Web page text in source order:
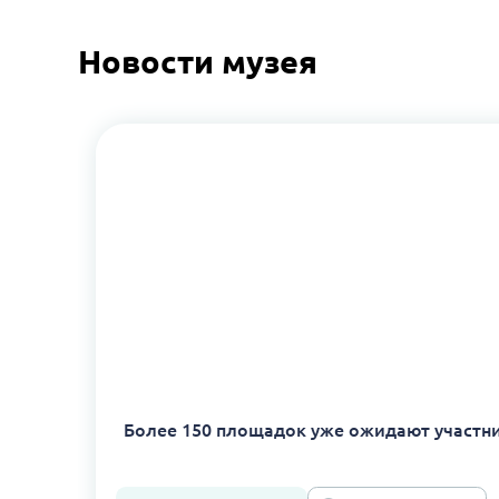
Новости музея
Более 150 площадок уже ожидают